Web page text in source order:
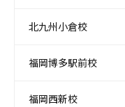
北九州小倉校
福岡博多駅前校
福岡西新校